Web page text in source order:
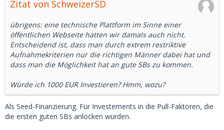
Zitat von SchweizerSD
übrigens: eine technische Plattform im Sinne einer
öffentlichen Webseite hatten wir damals auch nicht.
Entscheidend ist, dass man durch extrem restriktive
Aufnahmekriterien nur die richtigen Männer dabei hat und
dass man die Möglichkeit hat an gute SBs zu kommen.
Würde ich 1000 EUR Investieren? Hmm, wozu?
Als Seed-Finanzierung. Für Investements in die Pull-Faktoren, die
die ersten guten SBs anlocken würden.